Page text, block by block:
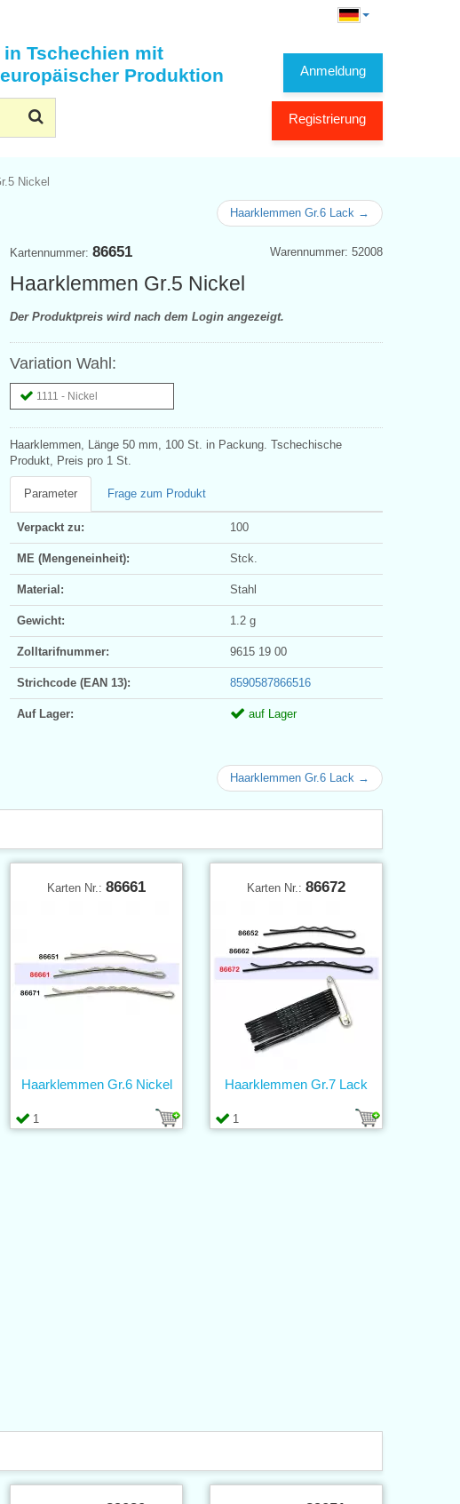
Anmeldung
Registrierung
in Tschechien mit
Produktion
Nickel
Haarklemmen Gr.6 Lack →
Warennummer: 52008
Kartennummer: 86651
Haarklemmen Gr.5 Nickel
Der Produktpreis wird nach dem Login angezeigt.
Variation Wahl:
1111 - Nickel
Haarklemmen, Länge 50 mm, 100 St. in Packung. Tschechische
Produkt, Preis pro 1 St.
Parameter Frage zum Produkt
Verpackt zu: 100
ME (Mengeneinheit): Stck.
Material: Stahl
Gewicht: 1.2 g
Zolltarifnummer: 9615 19 00
Strichcode (EAN 13): 8590587866516
Auf Lager: auf Lager
Haarklemmen Gr.6 Lack →
Karten Nr.: 86661
1
Haarklemmen Gr.6 Nickel
Karten Nr.: 86672
1
Haarklemmen Gr.7 Lack